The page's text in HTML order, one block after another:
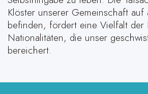
Klöster unserer Gemeinschaft auf
befinden, fördert eine Vielfalt der
Nationalitäten, die unser
bereichert.